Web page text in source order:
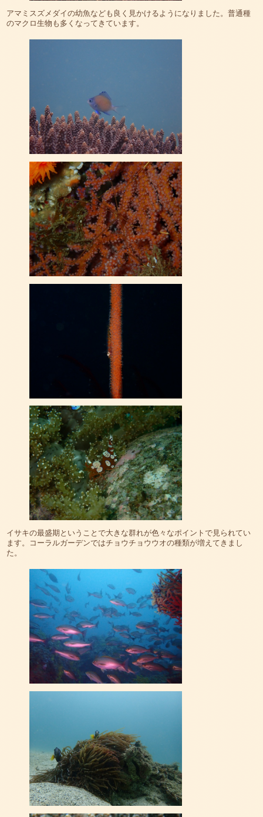
アマミスズメダイの幼魚なども良く見かけるようになりました。普通種
のマクロ生物も多くなってきています。
イサキの最盛期ということで大きな群れが色々なポイントで見られてい
ます。コーラルガーデンではチョウチョウウオの種類が増えてきまし
た。